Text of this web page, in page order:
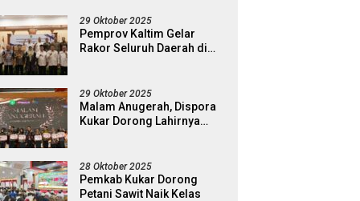
29 Oktober 2025
Pemprov Kaltim Gelar
Rakor Seluruh Daerah di
29 Oktober 2025
Malam Anugerah, Dispora
Kukar Dorong Lahirnya
28 Oktober 2025
Pemkab Kukar Dorong
Petani Sawit Naik Kelas